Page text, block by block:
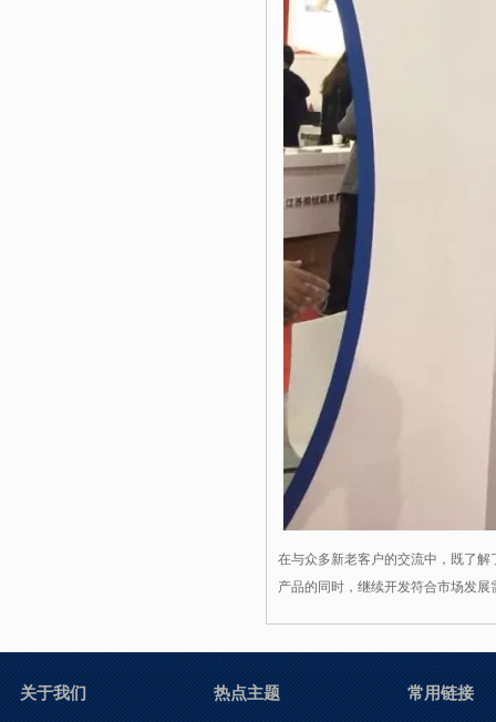
在与众多新老客户的交流中，既了
产品的同时，继续开发符合市场发
关于我们 热点主题 常用链接